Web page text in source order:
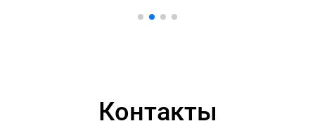
Контакты